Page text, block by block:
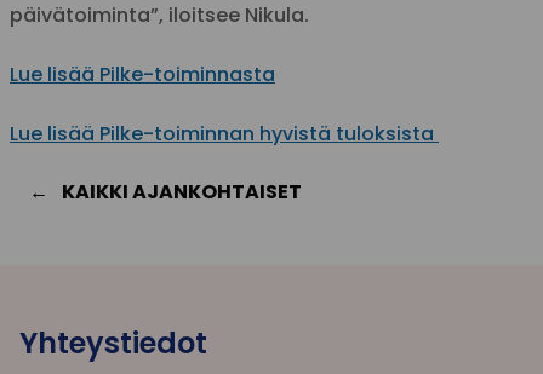
päivätoiminta”, iloitsee Nikula.
Lue lisää Pilke-toiminnasta
Lue lisää Pilke-toiminnan hyvistä tuloksista
KAIKKI AJANKOHTAISET
Yhteystiedot